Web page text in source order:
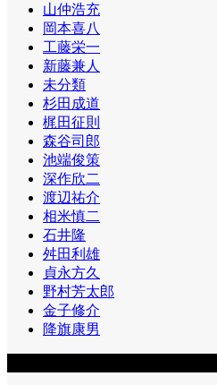
山仲浩充
岡本喜八
工藤栄一
新藤兼人
未分類
杉田成道
梶田征則
森谷司郎
池端俊策
深作欣二
渡辺祐介
相米慎二
石井隆
舛田利雄
貞永方久
野村芳太郎
金子修介
降旗康男